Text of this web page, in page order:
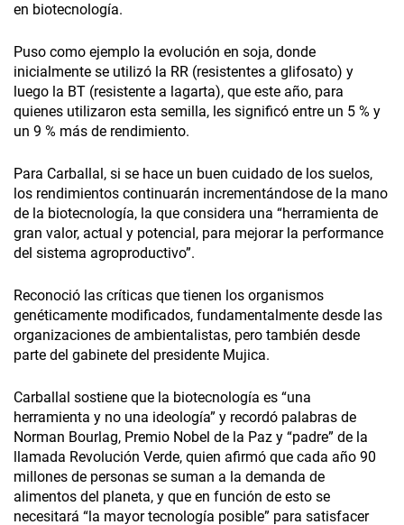
en biotecnología.
Puso como ejemplo la evolución en soja, donde
inicialmente se utilizó la RR (resistentes a glifosato) y
luego la BT (resistente a lagarta), que este año, para
quienes utilizaron esta semilla, les significó entre un 5 % y
un 9 % más de rendimiento.
Para Carballal, si se hace un buen cuidado de los suelos,
los rendimientos continuarán incrementándose de la mano
de la biotecnología, la que considera una “herramienta de
gran valor, actual y potencial, para mejorar la performance
del sistema agroproductivo”.
Reconoció las críticas que tienen los organismos
genéticamente modificados, fundamentalmente desde las
organizaciones de ambientalistas, pero también desde
parte del gabinete del presidente Mujica.
Carballal sostiene que la biotecnología es “una
herramienta y no una ideología” y recordó palabras de
Norman Bourlag, Premio Nobel de la Paz y “padre” de la
llamada Revolución Verde, quien afirmó que cada año 90
millones de personas se suman a la demanda de
alimentos del planeta, y que en función de esto se
necesitará “la mayor tecnología posible” para satisfacer